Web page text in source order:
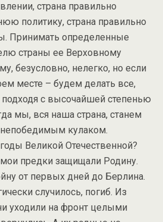
страна правильно
политику, страна правильно
Принимать определенные
страны ее Верховному
безусловно, нелегко, но если
месте – будем делать все,
подходя с высочайшей степенью
мы, вся наша страна, станем
кулаком.
Великой Отечественной?
предки защищали Родину.
от первых дней до Берлина.
случилось, погиб. Из
уходили на фронт целыми